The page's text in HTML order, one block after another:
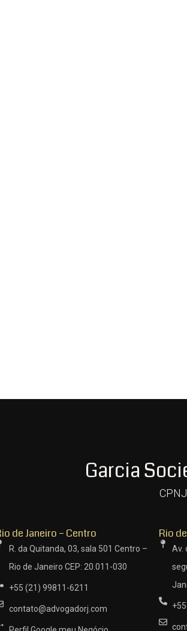
Garcia
de Janeiro – Centro
R. da Quitanda, 03, sala 501 Centro –
Rio de Janeiro CEP: 20.011-030
+55 (21) 99811-6211
contato@advogadorj.com
Rio
Av.